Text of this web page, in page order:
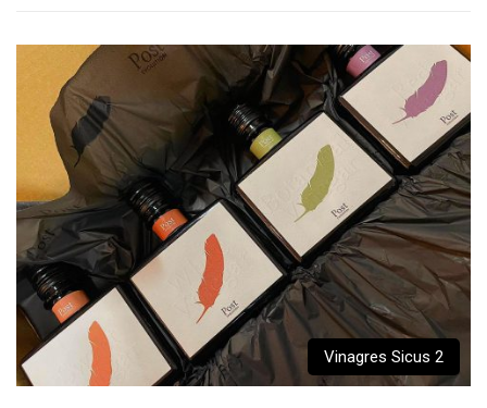
Vinagres Sicus 2